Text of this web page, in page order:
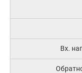
Вх.